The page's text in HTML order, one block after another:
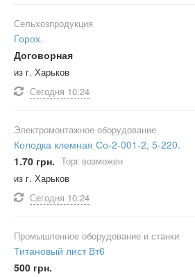
Сельхозпродукция
Горох.
Договорная
из г. Харьков
Сегодня 10:24
Электромонтажное оборудование
Колодка клемная Со-2-001-2, 5-220.
1.70 грн. Торг возможен
из г. Харьков
Сегодня 10:24
Промышленное оборудование и станки
Титановый лист Вт6
500 грн.